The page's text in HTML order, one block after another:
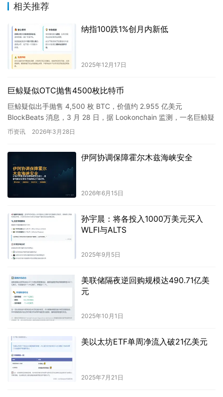
相关推荐
纳指100跌1%创月内新低
2025年12月17日
巨鲸疑似OTC抛售4500枚比特币
巨鲸疑似出手抛售 4,500 枚 BTC，价值约 2.955 亿美元
BlockBeats 消息，3 月 28 日，据 Lookonchain 监测，一名巨鲸疑
似正在抛售 4,50…
币资讯 2026年3月28日
伊阿协调保障霍尔木兹海峡安全
2026年6月15日
孙宇晨：将各投入1000万美元买入
WLFI与ALTS
2025年9月5日
美联储隔夜逆回购规模达490.71亿美
元
2025年10月1日
美以太坊ETF单周净流入破21亿美元
2025年7月21日